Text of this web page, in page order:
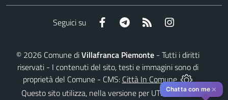
Seguici su Facebook Telegram RSS
© 2026 Comune diVillafranca Piemonte - Tutti i diritti
riservati - I contenuti del sito, testi e immagini sono di
proprietà del Comune - CMS: Città In Comune
Questo sito utilizza, nella versione per UTENTI CON
Chatta con me ✕